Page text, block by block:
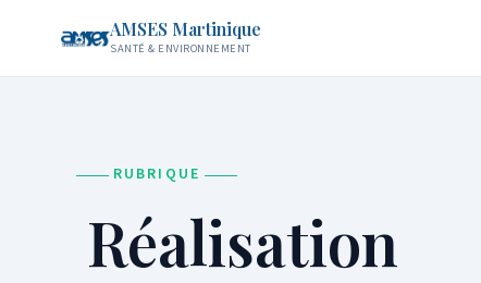
AMSES Martinique
SANTÉ & ENVIRONNEMENT
RUBRIQUE
Réalisation